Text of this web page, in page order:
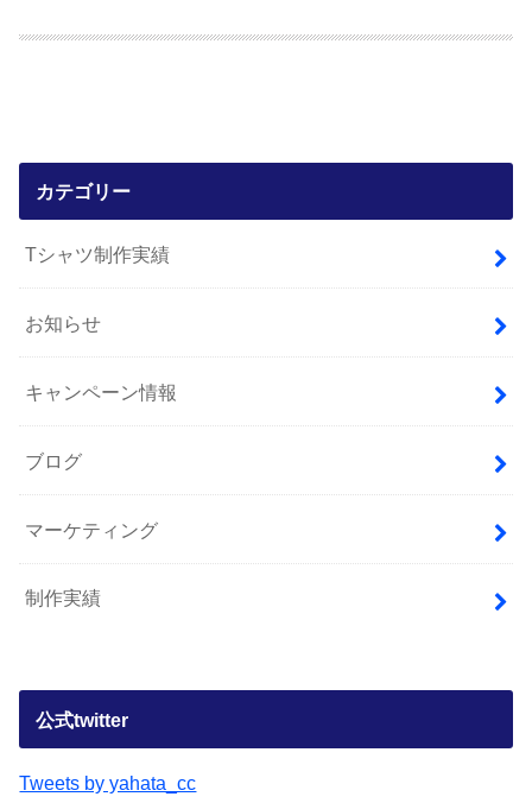
カテゴリー
Tシャツ制作実績
お知らせ
キャンペーン情報
ブログ
マーケティング
制作実績
公式twitter
Tweets by yahata_cc